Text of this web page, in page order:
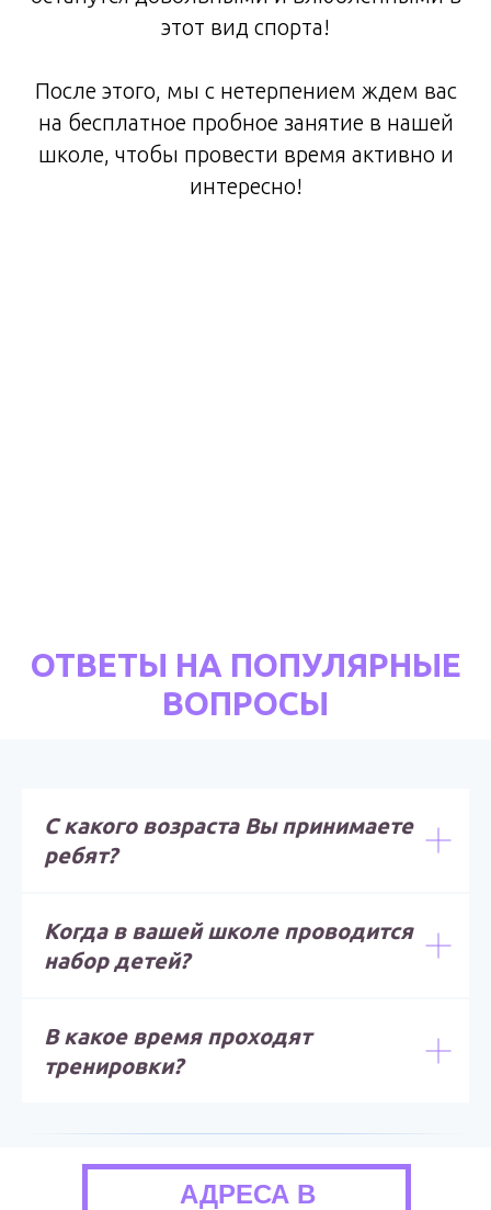
этот вид спорта!
После этого, мы с нетерпением ждем вас
на бесплатное пробное занятие в нашей
школе, чтобы провести время активно и
интересно!
ОТВЕТЫ НА ПОПУЛЯРНЫЕ
ВОПРОСЫ
С какого возраста Вы принимаете
ребят?
Когда в вашей школе проводится
набор детей?
В какое время проходят
тренировки?
АДРЕСА В